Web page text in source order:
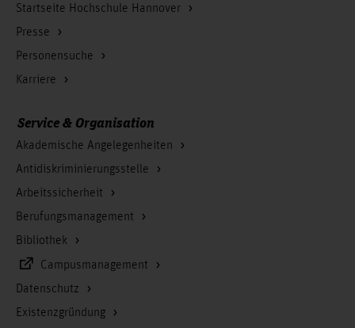
Startseite Hochschule Hannover
Presse
Personensuche
Karriere
Service & Organisation
Akademische Angelegenheiten
Antidiskriminierungsstelle
Arbeitssicherheit
Berufungsmanagement
Bibliothek
Campusmanagement
Datenschutz
Existenzgründung